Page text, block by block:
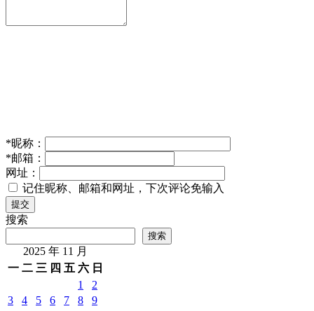
*昵称：
*邮箱：
网址：
记住昵称、邮箱和网址，下次评论免输入
提交
搜索
搜索
2025 年 11 月
一 二 三 四 五 六 日
1
2
3
4 5 6 7 8
9